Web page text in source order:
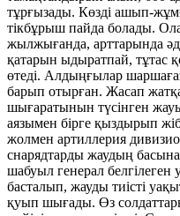
тұрғызады. Көзді ашып-
тікбұрыш пайда болады.
жылжығанда, арттарында
қатарын ыдыратпай, тұтас
өтеді. Алдыңғылар
барып отырған. Жасап
шығаратынын түсінген
аязымен бірге қыздырып
жолмен артиллерия
снарядтарды жаудың
шабуыл генерал
басталып, жауды тиісті
қуып шығады. Өз